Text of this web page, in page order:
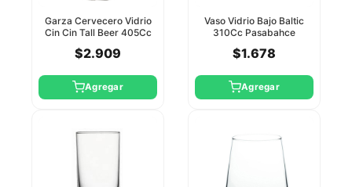
Garza Cervecero Vidrio
Cin Cin Tall Beer 405Cc
$2.909
Agregar
Vaso Vidrio Bajo Baltic
310Cc Pasabahce
$1.678
Agregar